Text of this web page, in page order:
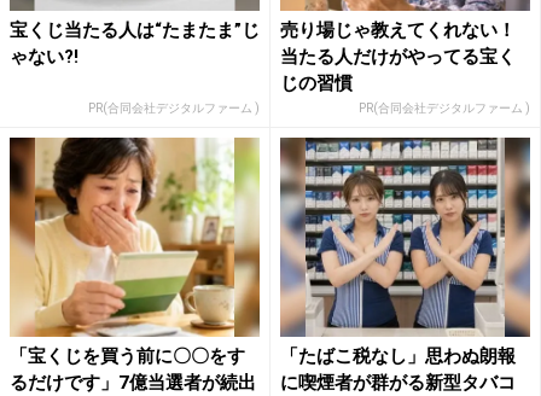
宝くじ当たる人は“たまたま”じ
ゃない?!
PR(合同会社デジタルファーム )
売り場じゃ教えてくれない！
当たる人だけがやってる宝く
じの習慣
PR(合同会社デジタルファーム )
「宝くじを買う前に〇〇をす
るだけです」7億当選者が続出
「たばこ税なし」思わぬ朗報
に喫煙者が群がる新型タバコ